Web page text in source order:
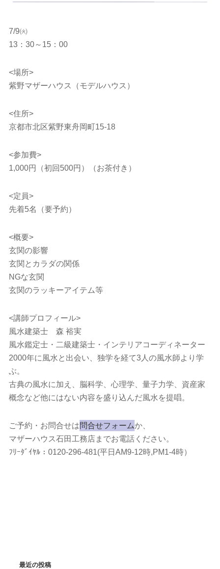
7/9㈫
13：30～15：00
<場所>
紫野マザーハウス（モデルハウス）
<住所>
京都市北区紫野東舟岡町15-18
<参加費>
1,000円（初回500円）（お茶付き）
<定員>
先着5名（要予約）
<概要>
玄関の影響
玄関とカラダの関係
NGな玄関
玄関のラッキーアイテム等
<講師プロフィール>
風水建築士 森 裕実
風水鑑定士・二級建築士・インテリアコーディネーター
2000年に風水と出会い、独学を経て3人の風水師より学
ぶ。
古典の風水に加え、脳科学、心理学、量子力学、資産家
概念など他にはない内容を盛り込んだ風水を提唱。
ご予約・お問合せは問合せフォームか、
マザーハウス石田工務店までお電話ください。
ﾌﾘｰﾀﾞｲﾔﾙ：0120-296-481(平日AM9-12時,PM1-4時）
最近の投稿